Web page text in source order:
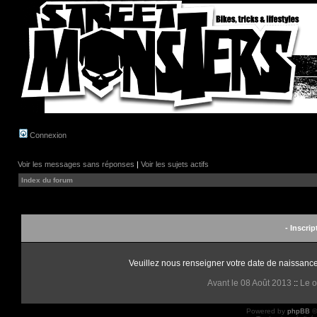
Connexion
Voir les messages sans réponses | Voir les sujets actifs
Index du forum
-
Veuillez nous renseigner votre date de
Avant le 08 Août 2013 :: Le
Powered by phpBB